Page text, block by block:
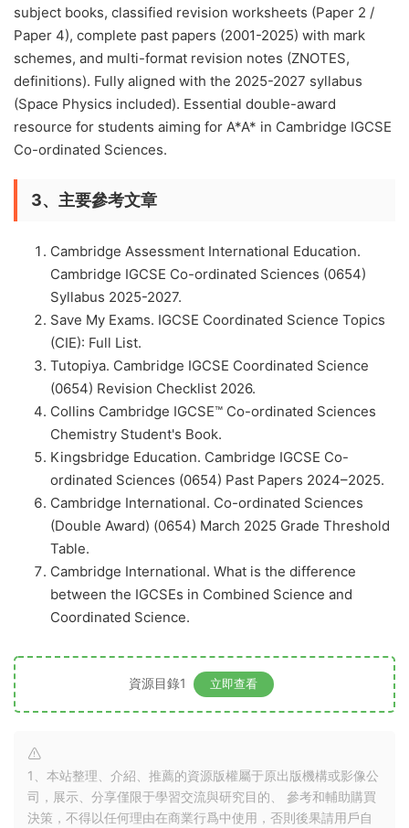
subject books, classified revision worksheets (Paper 2 /
Paper 4), complete past papers (2001-2025) with mark
schemes, and multi-format revision notes (ZNOTES,
definitions). Fully aligned with the 2025-2027 syllabus
(Space Physics included). Essential double-award
resource for students aiming for A*A* in Cambridge IGCSE
Co-ordinated Sciences.
3、主要參考文章
Cambridge Assessment International Education.
Cambridge IGCSE Co-ordinated Sciences (0654)
Syllabus 2025-2027.
Save My Exams. IGCSE Coordinated Science Topics
(CIE): Full List.
Tutopiya. Cambridge IGCSE Coordinated Science
(0654) Revision Checklist 2026.
Collins Cambridge IGCSE™ Co-ordinated Sciences
Chemistry Student's Book.
Kingsbridge Education. Cambridge IGCSE Co-
ordinated Sciences (0654) Past Papers 2024–2025.
Cambridge International. Co-ordinated Sciences
(Double Award) (0654) March 2025 Grade Threshold
Table.
Cambridge International. What is the difference
between the IGCSEs in Combined Science and
Coordinated Science.
資源目錄1 立即查看
1、本站整理、介紹、推薦的資源版權屬于原出版機構或影像公
司，展示、分享僅限于學習交流與研究目的、 參考和輔助購買
決策，不得以任何理由在商業行爲中使用，否則後果請用戶自